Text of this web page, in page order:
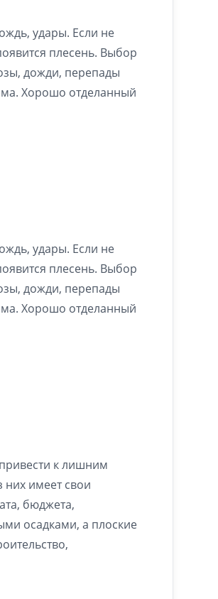
удары. Если не
плесень. Выбор
дожди, перепады
Хорошо отделанный
удары. Если не
плесень. Выбор
дожди, перепады
Хорошо отделанный
к лишним
них имеет свои
бюджета,
осадками, а плоские